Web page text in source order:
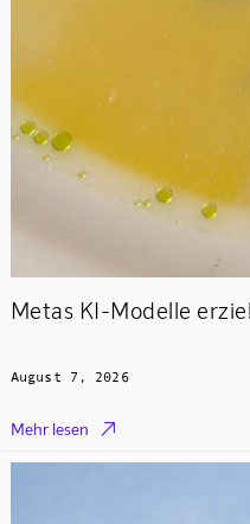
Metas KI-Modelle
August 7, 2026
Mehr lesen 